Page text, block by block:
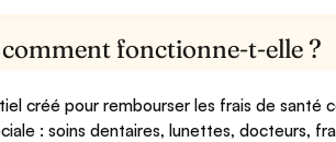
comment fonctionne-t-elle ?
créé pour rembourser les frais de santé
: soins dentaires, lunettes, docteurs,